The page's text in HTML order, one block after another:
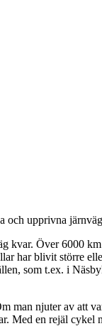
och upprivna
kvar. Över 6000
har blivit större
som t.ex. i
man njuter av att
Med en rejäl cykel